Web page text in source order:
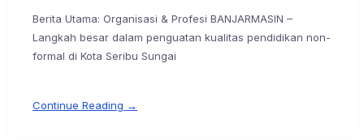
Berita Utama: Organisasi & Profesi BANJARMASIN –
Langkah besar dalam penguatan kualitas pendidikan non-
formal di Kota Seribu Sungai
Continue Reading →